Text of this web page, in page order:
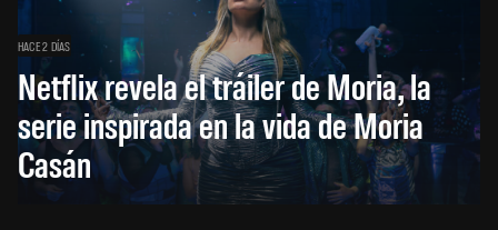
HACE 2 DÍAS
Netflix revela el tráiler de Moria, la
serie inspirada en la vida de Moria
Casán